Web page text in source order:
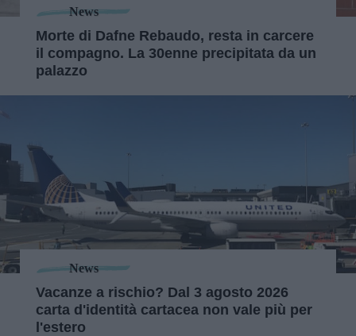
News
Morte di Dafne Rebaudo, resta in carcere
il compagno. La 30enne precipitata da un
palazzo
News
Vacanze a rischio? Dal 3 agosto 2026
carta d'identità cartacea non vale più per
l'estero